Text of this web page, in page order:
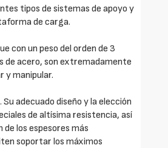
tipos de sistemas de apoyo y
de carga.
con un peso del orden de 3
de acero, son extremadamente
y manipular.
adecuado diseño y la elección
de altísima resistencia, así
los espesores más
soportar los máximos